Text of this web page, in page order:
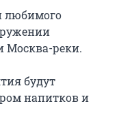
любимого
Москва-реки.
будут
напитков и